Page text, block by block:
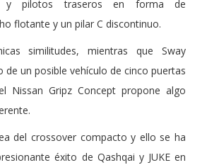
y pilotos traseros en forma de
flotante y un pilar C discontinuo.
similitudes, mientras que Sway
de un posible vehículo de cinco puertas
Nissan Gripz Concept propone algo
del crossover compacto y ello se ha
éxito de Qashqai y JUKE en